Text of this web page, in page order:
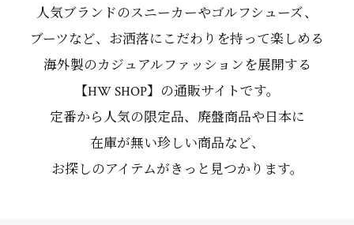
人気ブランドのスニーカーやゴルフシューズ、
ブーツなど、お洒落にこだわりを持って楽しめる
海外製のカジュアルファッションを展開する
【HW SHOP】の通販サイトです。
定番から人気の限定品、廃盤商品や日本に
在庫が無い珍しい商品など、
お探しのアイテムがきっと見つかります。